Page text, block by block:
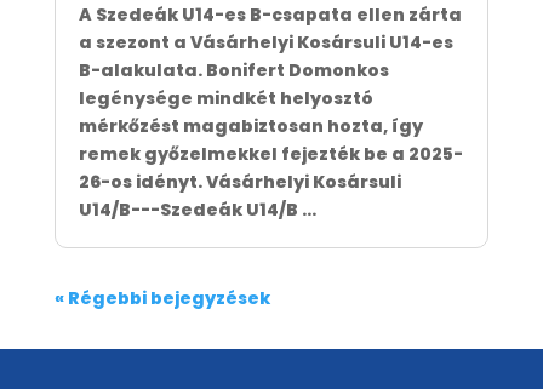
A Szedeák U14-es B-csapata ellen zárta
a szezont a Vásárhelyi Kosársuli U14-es
B-alakulata. Bonifert Domonkos
legénysége mindkét helyosztó
mérkőzést magabiztosan hozta, így
remek győzelmekkel fejezték be a 2025-
26-os idényt. Vásárhelyi Kosársuli
U14/B---Szedeák U14/B ...
« Régebbi bejegyzések